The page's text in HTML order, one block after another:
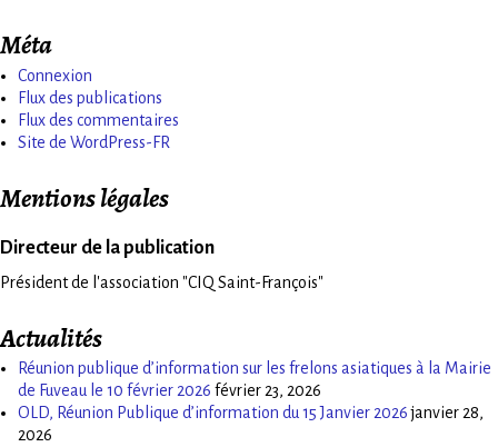
Méta
Connexion
Flux des publications
Flux des commentaires
Site de WordPress-FR
Mentions légales
Directeur de la publication
Président de l'association "CIQ Saint-François"
Actualités
Réunion publique d’information sur les frelons asiatiques à la Mairie
de Fuveau le 10 février 2026 février 23, 2026
OLD, Réunion Publique d’information du 15 Janvier 2026 janvier 28,
2026